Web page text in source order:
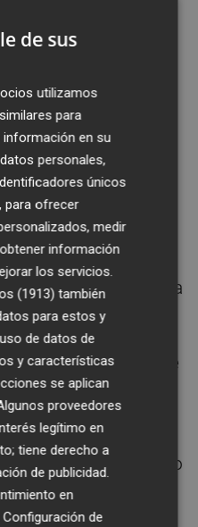
de la Red
de la
entidades
en filiales o
de la Comunitat
modalidad online,
a las personas
teórica, cuyo
a la persona
visión global de la
y del
en la
de
Valenciana.
Becas IVACE
que hayan nacido
o bien procedan
residentes en la
de sus
utilizamos
para
información en su
personales,
únicos
para ofrecer
medir
información
los servicios.
(1913) también
para estos y
de datos de
y características
se aplican
proveedores
legítimo en
tiene derecho a
de publicidad
en
Configuración de